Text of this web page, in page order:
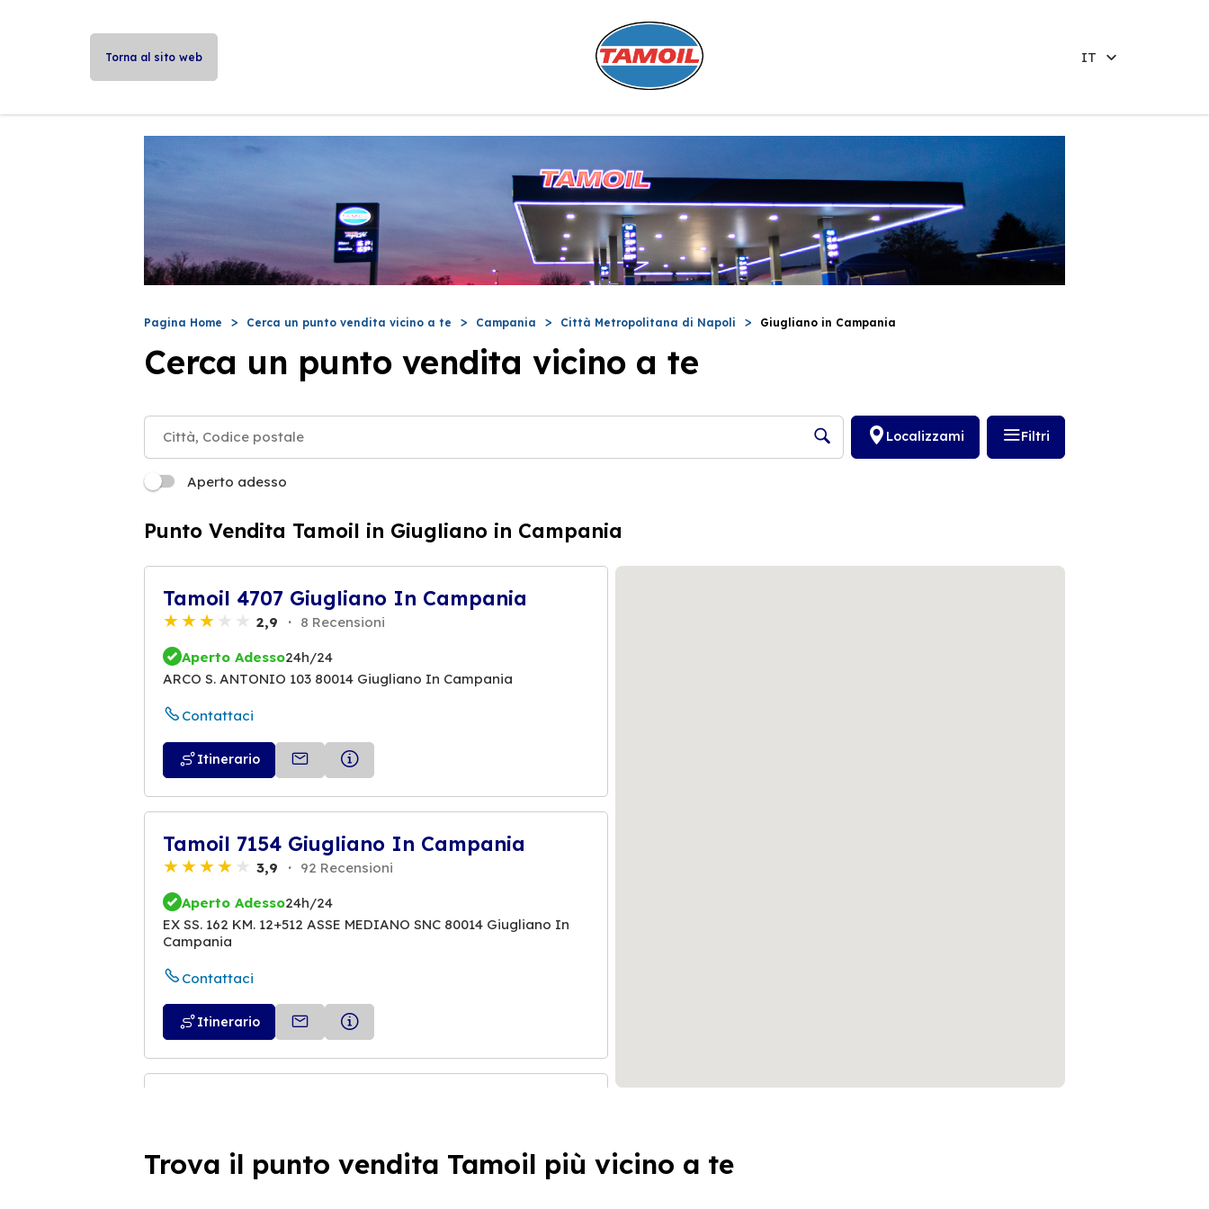
Torna al sito web IT
Pagina Home Cerca un punto vendita vicino a te Campania Città Metropolitana di Napoli Giugliano in Campania
Cerca un punto vendita vicino a te
Localizzami Filtri
Aperto adesso
Punto Vendita Tamoil in Giugliano in Campania
Tamoil 4707 Giugliano In Campania
2,9 8 Recensioni
Aperto Adesso24h/24
ARCO S. ANTONIO 103 80014 Giugliano In Campania
Contattaci
Itinerario
Tamoil 7154 Giugliano In Campania
3,9 92 Recensioni
Aperto Adesso24h/24
EX SS. 162 KM. 12+512 ASSE MEDIANO SNC 80014 Giugliano In
Campania
Contattaci
Itinerario
Aperto Adesso
24h/24
Trova il punto vendita Tamoil più vicino a te